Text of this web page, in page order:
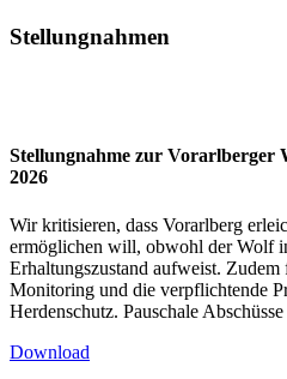
Stellungnahmen
Stellungnahme zur Vorarlberger
2026
Wir kritisieren, dass Vorarlberg
ermöglichen will, obwohl der Wolf
Erhaltungszustand aufweist. Zudem
Monitoring und die verpflichtende
Herdenschutz. Pauschale
Download